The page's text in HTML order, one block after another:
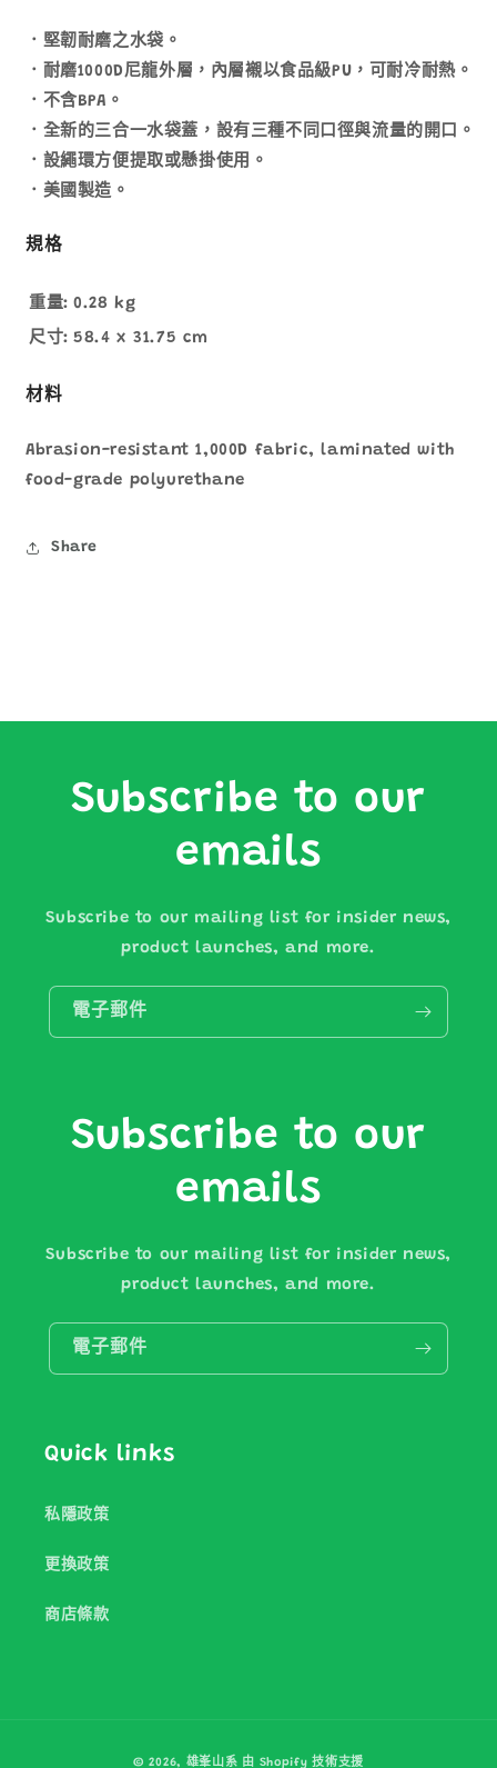
．堅韌耐磨之水袋。
．耐磨1000D尼龍外層，內層襯以食品級PU，可耐冷耐熱。
．不含BPA。
．全新的三合一水袋蓋，設有三種不同口徑與流量的開口。
．設繩環方便提取或懸掛使用。
．美國製造。
規格
重量: 0.28 kg
尺寸: 58.4 x 31.75 cm
材料
Abrasion-resistant 1,000D fabric, laminated with
food-grade polyurethane
Share
Subscribe to our
emails
Subscribe to our mailing list for insider news,
product launches, and more.
電子郵件
Subscribe to our
emails
Subscribe to our mailing list for insider news,
product launches, and more.
電子郵件
Quick links
私隱政策
更換政策
商店條款
付
© 2026, 雄峯山系 由 Shopify 技術支援